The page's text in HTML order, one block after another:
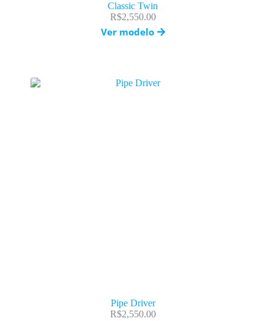
Classic Twin
R$2,550.00
Ver modelo
Pipe Driver
R$2,550.00